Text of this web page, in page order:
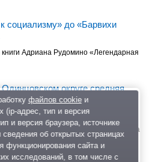
социализму» до «Барвихи
Адриана Рудомино «Легендарная
округе средняя
— 110 тысяч рублей,
— 75 тысяч
за пять лет средняя зарплата
на 40 тысяч рублей,
— более чем на 17 тысяч.
файлов cookieи
(ip-адрес, тип и версия
и версия браузера, источнике
об открытых страницах
функционирования сайта и
исследований, в том числе с